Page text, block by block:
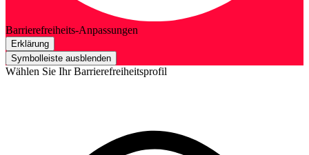
Barrierefreiheits-Anpassungen
Erklärung
Symbolleiste ausblenden
Wählen Sie Ihr Barrierefreiheitsprofil